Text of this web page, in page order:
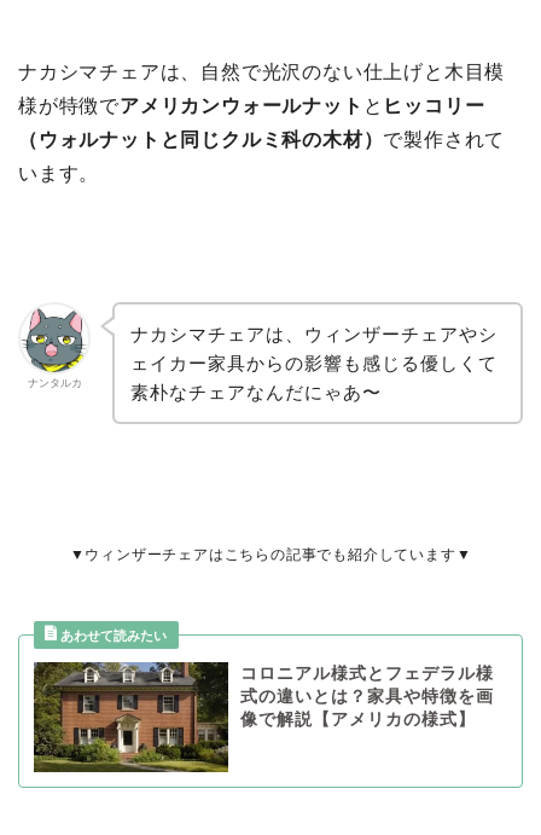
ナカシマチェアは、自然で光沢のない仕上げと木目模
様が特徴でアメリカンウォールナット と ヒッコリー
（ウォルナットと同じクルミ科の木材） で製作されて
います。
ナンタルカ
ナカシマチェアは、ウィンザーチェアやシ
ェイカー家具からの影響も感じる優しくて
素朴なチェアなんだにゃあ〜
▼ウィンザーチェアはこちらの記事でも紹介しています▼
コロニアル様式とフェデラル様
式の違いとは？家具や特徴を画
像で解説【アメリカの様式】